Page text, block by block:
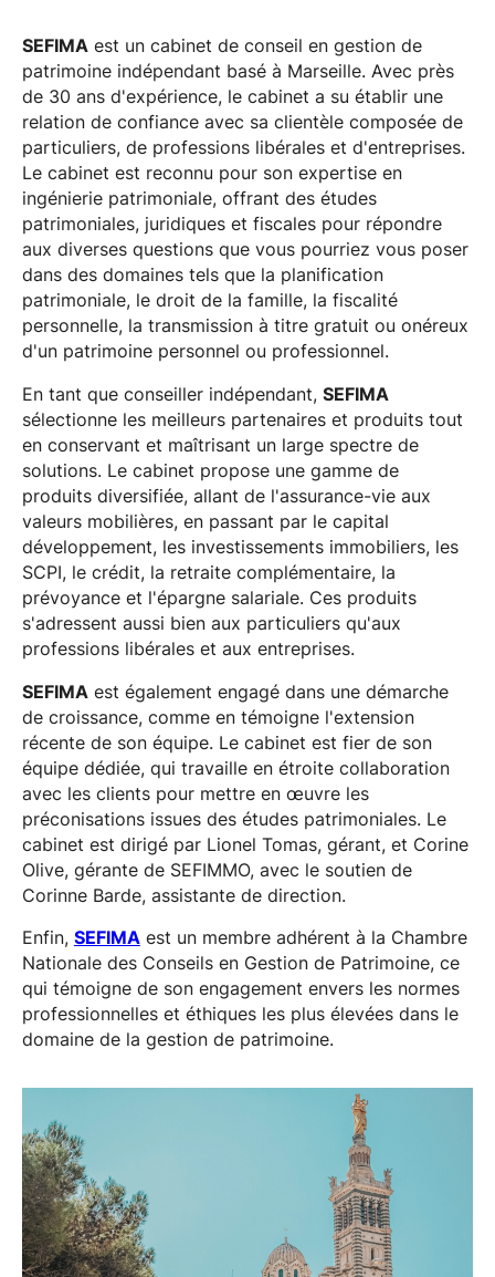
SEFIMAest un cabinet de conseil en gestion de
patrimoine indépendant basé à Marseille. Avec près
de 30 ans d'expérience, le cabinet a su établir une
relation de confiance avec sa clientèle composée de
particuliers, de professions libérales et d'entreprises.
Le cabinet est reconnu pour son expertise en
ingénierie patrimoniale, offrant des études
patrimoniales, juridiques et fiscales pour répondre
aux diverses questions que vous pourriez vous poser
dans des domaines tels que la planification
patrimoniale, le droit de la famille, la fiscalité
personnelle, la transmission à titre gratuit ou onéreux
d'un patrimoine personnel ou professionnel.
En tant que conseiller indépendant, SEFIMA
sélectionne les meilleurs partenaires et produits tout
en conservant et maîtrisant un large spectre de
solutions. Le cabinet propose une gamme de
produits diversifiée, allant de l'assurance-vie aux
valeurs mobilières, en passant par le capital
développement, les investissements immobiliers, les
SCPI, le crédit, la retraite complémentaire, la
prévoyance et l'épargne salariale. Ces produits
s'adressent aussi bien aux particuliers qu'aux
professions libérales et aux entreprises.
SEFIMA est également engagé dans une démarche
de croissance, comme en témoigne l'extension
récente de son équipe. Le cabinet est fier de son
équipe dédiée, qui travaille en étroite collaboration
avec les clients pour mettre en œuvre les
préconisations issues des études patrimoniales. Le
cabinet est dirigé par Lionel Tomas, gérant, et Corine
Olive, gérante de SEFIMMO, avec le soutien de
Corinne Barde, assistante de direction.
Enfin, SEFIMAest un membre adhérent à la Chambre
Nationale des Conseils en Gestion de Patrimoine, ce
qui témoigne de son engagement envers les normes
professionnelles et éthiques les plus élevées dans le
domaine de la gestion de patrimoine.